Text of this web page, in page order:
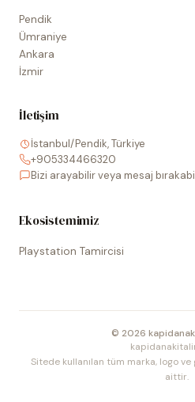
Pendik
Ümraniye
Ankara
İzmir
İletişim
İstanbul/Pendik, Türkiye
+905334466320
Bizi arayabilir veya mesaj
Ekosistemimiz
Playstation Tamircisi
© 2026
Sitede kullanılan tüm marka, logo
aittir.